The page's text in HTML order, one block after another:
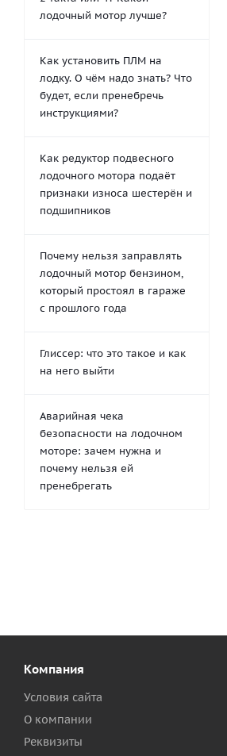
лодочный мотор лучше?
Как установить ПЛМ на
лодку. О чём надо знать? Что
будет, если пренебречь
инструкциями?
Как редуктор подвесного
лодочного мотора подаёт
признаки износа шестерён и
подшипников
Почему нельзя заправлять
лодочный мотор бензином,
который простоял в гараже
с прошлого года
Глиссер: что это такое и как
на него выйти
Аварийная чека
безопасности на лодочном
моторе: зачем нужна и
почему нельзя ей
пренебрегать
Компания
Условия сайта
О компании
Реквизиты